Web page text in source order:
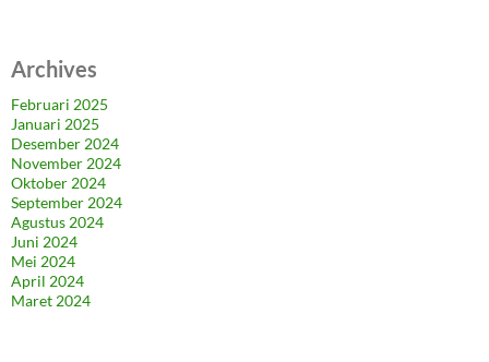
Archives
Februari 2025
Januari 2025
Desember 2024
November 2024
Oktober 2024
September 2024
Agustus 2024
Juni 2024
Mei 2024
April 2024
Maret 2024